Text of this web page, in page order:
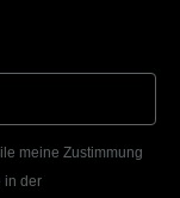
meine Zustimmung
in der